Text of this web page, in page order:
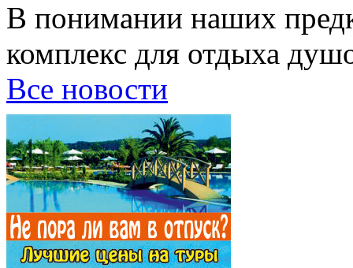
В понимании наших
комплекс для отдыха
Все новости